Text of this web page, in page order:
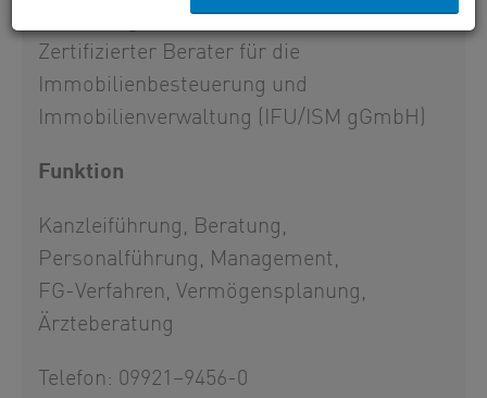
(IFU/ISM gGmbH)
Zertifizierter Berater für die
Immobilienbesteuerung und
Immobilienverwaltung (IFU/ISM gGmbH)
Funktion
Kanzleiführung, Beratung,
Personalführung, Management,
FG-Verfahren, Vermögensplanung,
Ärzteberatung
Telefon: 09921–9456-0